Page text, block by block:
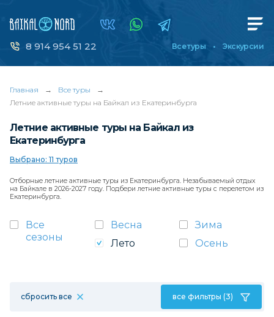
8 914 954 51 22 Все туры Экскурсии
Главная → Все туры
→
Летние активные туры на Байкал из Екатеринбурга
Летние активные туры на Байкал из
Екатеринбурга
Выбрано: 11 туров
Отборные летние активные туры из Екатеринбурга. Незабываемый отдых
на Байкале в 2026-2027 году. Подбери летние активные туры с перелетом из
Екатеринбурга.
Все
сезоны
Весна
Зима
Лето
Осень
сбросить все все фильтры (3)